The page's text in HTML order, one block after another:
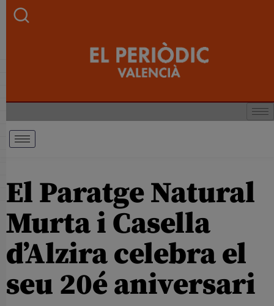
El Paratge Natural
Murta i Casella
d’Alzira celebra el
seu 20é aniversari